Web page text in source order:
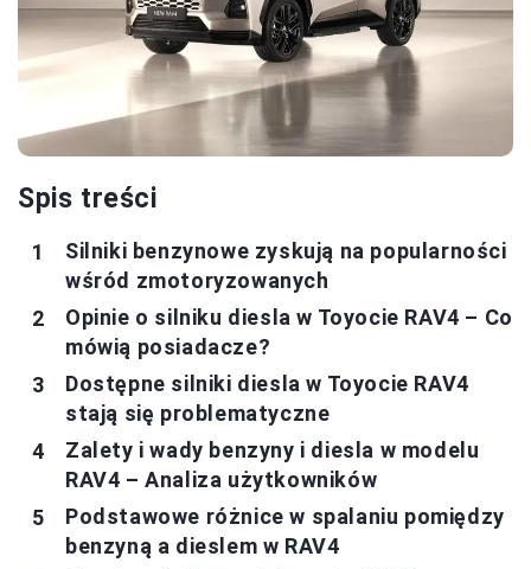
Spis treści
Silniki benzynowe zyskują na popularności
wśród zmotoryzowanych
Opinie o silniku diesla w Toyocie RAV4 – Co
mówią posiadacze?
Dostępne silniki diesla w Toyocie RAV4
stają się problematyczne
Zalety i wady benzyny i diesla w modelu
RAV4 – Analiza użytkowników
Podstawowe różnice w spalaniu pomiędzy
benzyną a dieslem w RAV4